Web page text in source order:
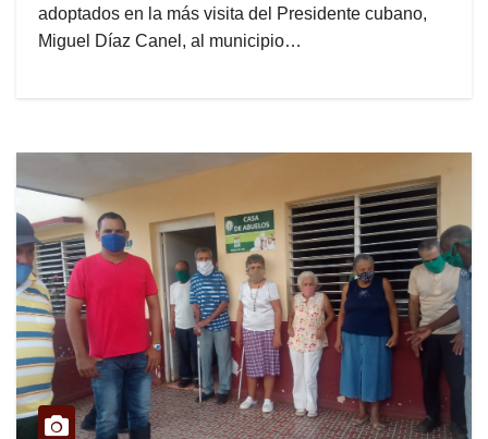
adoptados en la más visita del Presidente cubano,
Miguel Díaz Canel, al municipio…